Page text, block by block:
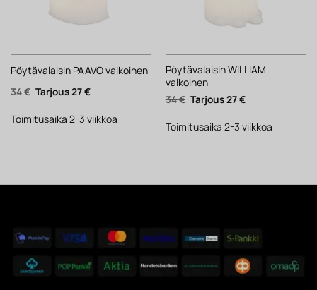
Pöytävalaisin PAAVO valkoinen
34€ Alkuperäinen
hinta
34 €.
27€Nykyinen
27 €.
Toimitusaika 2-3 viikkoa
Pöytävalaisin WILLIAM
valkoinen
34€ Alkuperäinen
hinta
34 €.
27€Nykyinen
27 €.
Toimitusaika 2-3 viikkoa